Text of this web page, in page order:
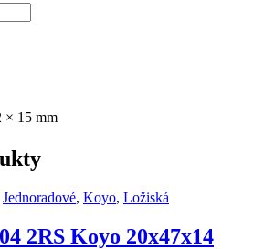
× 15 mm
Jednoradové, Koyo, Ložiská
2RS Koyo 20x47x14